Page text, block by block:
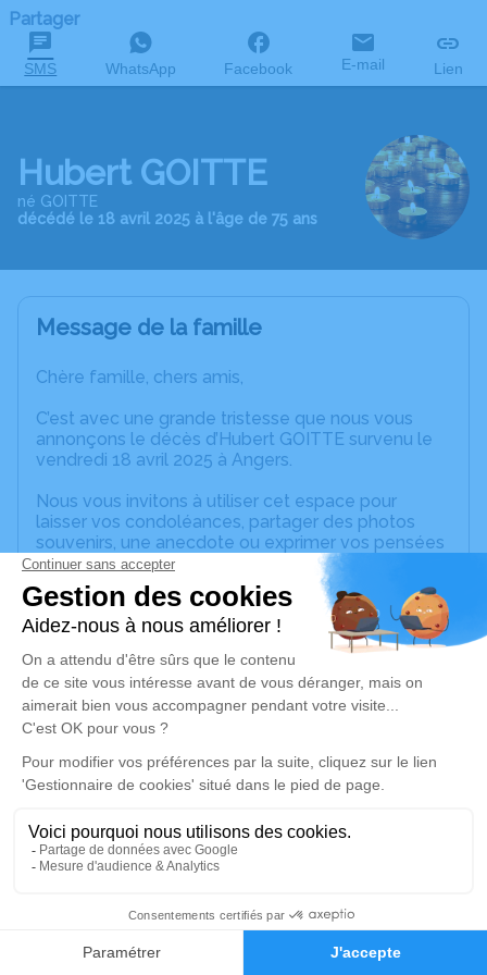
Faire-part Hommages
Partager
SMS WhatsApp Facebook E-mail Lien
Hubert GOITTE
né GOITTE
décédé le 18 avril 2025 à l'âge de 75 ans
Message de la famille
Chère famille, chers amis,
C’est avec une grande tristesse que nous vous
annonçons le décès d’Hubert GOITTE survenu le
vendredi 18 avril 2025 à Angers.
Nous vous invitons à utiliser cet espace pour
laisser vos condoléances, partager des photos
souvenirs, une anecdote ou exprimer vos pensées
à travers des poèmes ou des textes. Cet endroit
est un lieu d'expression dédié à honorer la
mémoire d’Hubert GOITTE.
Un service de plantation d’arbre hommage est
disponible ici.
Cérémonie religieuse
jeudi 24 avril 2025 à 14h15
Eglise de Brain-sur-l'Authion de Loire-Authion
49800 Loire-Authion
Je rends hommage